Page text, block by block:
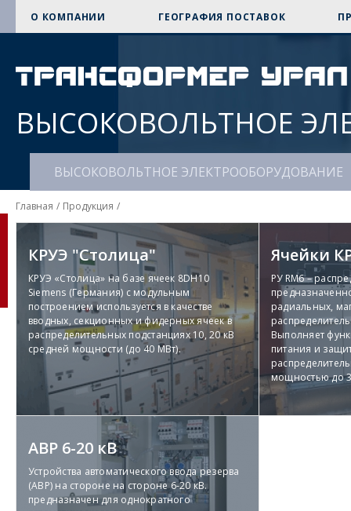
О КОМПАНИИ ГЕОГРАФИЯ ПОСТАВОК
ВЫСОКОВОЛЬТНОЕ
ВЫСОКОВОЛЬТНОЕ ЭЛЕКТРООБОРУДОВАНИЕ
Главная / Продукция /
КРУЭ "Столица"
КРУЭ «Столица» на базе ячеек 8DH10
Siemens (Германия) с модульным
построением используется в качестве
вводных, секционных и фидерных ячеек в
распределительных подстанциях 10, 20 кВ
средней мощности (до 40 МВт).
КРУЭ "Столица" (Подробнее)
Отправить заявку Задать вопрос
Ячейки
РУ RM6 –
радиальных,
Выполняет
питания и
мощностью до
силового
Ячейки
Отправить
АВР 6-20 кВ
Устройства автоматического ввода резерва
(АВР) на стороне на стороне 6-20 кВ.
предназначен для однократного
АВР 6-20 кВ(Подробнее)